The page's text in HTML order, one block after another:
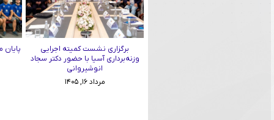
برگزاری نشست کمیته اجرایی
وزنه‌برداری آسیا با حضور دکتر سجاد
انوشیروانی
مرداد ۱۶, ۱۴۰۵
پایان